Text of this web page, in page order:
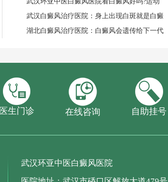
武汉白癜风治疗医院：身上出现白斑就是白癜
湖北白癜风治疗医院：白癜风会遗传给下一代
医生门诊 在线咨询 自助挂号
武汉环亚中医白癜风医院